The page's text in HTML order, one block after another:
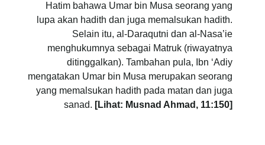
Hatim bahawa Umar bin Musa seorang yang
lupa akan hadith dan juga memalsukan hadith.
Selain itu, al-Daraqutni dan al-Nasa’ie
menghukumnya sebagai Matruk (riwayatnya
ditinggalkan). Tambahan pula, Ibn ‘Adiy
mengatakan Umar bin Musa merupakan seorang
yang memalsukan hadith pada matan dan juga
sanad. [Lihat: Musnad Ahmad, 11:150]